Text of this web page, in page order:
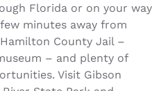
Florida or on your way
minutes away from
County Jail –
– and plenty of
Visit Gibson